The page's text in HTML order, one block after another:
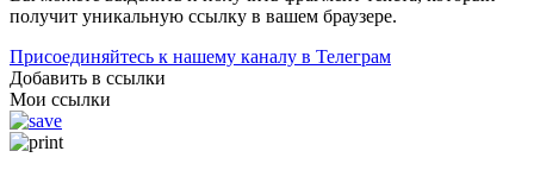
получит уникальную ссылку в вашем браузере.
Присоединяйтесь к нашему каналу в Телеграм
Добавить в ссылки
Мои ссылки